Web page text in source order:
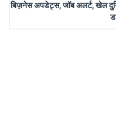
बिज़नेस अपडेट्स, जॉब अलर्ट, खेल